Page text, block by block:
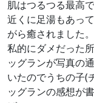
肌はつるつる最高で
近くに足湯もあっ
がら癒されました。
私的にダメだった
ッグランが写真の
いたのでうちの子(
ッグランの感想が